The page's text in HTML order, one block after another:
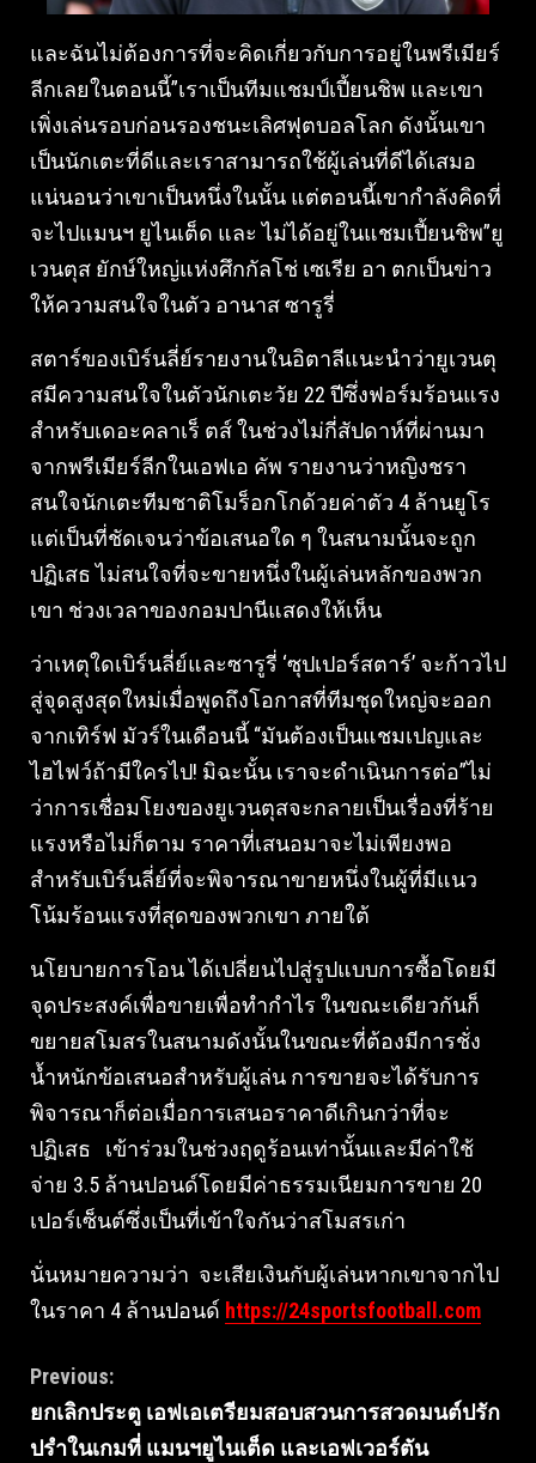
และฉันไม่ต้องการที่จะคิดเกี่ยวกับการอยู่ในพรีเมียร์
ลีกเลยในตอนนี้”เราเป็นทีมแชมป์เปี้ยนชิพ และเขา
เพิ่งเล่นรอบก่อนรองชนะเลิศฟุตบอลโลก ดังนั้นเขา
เป็นนักเตะที่ดีและเราสามารถใช้ผู้เล่นที่ดีได้เสมอ
แน่นอนว่าเขาเป็นหนึ่งในนั้น แต่ตอนนี้เขากำลังคิดที่
จะไปแมนฯ ยูไนเต็ด และ ไม่ได้อยู่ในแชมเปี้ยนชิพ”ยู
เวนตุส ยักษ์ใหญ่แห่งศึกกัลโช่ เซเรีย อา ตกเป็นข่าว
ให้ความสนใจในตัว อานาส ซารูรี่
สตาร์ของเบิร์นลี่ย์รายงานในอิตาลีแนะนำว่ายูเวนตุ
สมีความสนใจในตัวนักเตะวัย 22 ปีซึ่งฟอร์มร้อนแรง
สำหรับเดอะคลาเร็ ตส์ ในช่วงไม่กี่สัปดาห์ที่ผ่านมา
จากพรีเมียร์ลีกในเอฟเอ คัพ รายงานว่าหญิงชรา
สนใจนักเตะทีมชาติโมร็อกโกด้วยค่าตัว 4 ล้านยูโร
แต่เป็นที่ชัดเจนว่าข้อเสนอใด ๆ ในสนามนั้นจะถูก
ปฏิเสธ ไม่สนใจที่จะขายหนึ่งในผู้เล่นหลักของพวก
เขา ช่วงเวลาของกอมปานีแสดงให้เห็น
ว่าเหตุใดเบิร์นลี่ย์และซารูรี่ ‘ซุปเปอร์สตาร์’ จะก้าวไป
สู่จุดสูงสุดใหม่เมื่อพูดถึงโอกาสที่ทีมชุดใหญ่จะออก
จากเทิร์ฟ มัวร์ในเดือนนี้ “มันต้องเป็นแชมเปญและ
ไฮไฟว์ถ้ามีใครไป! มิฉะนั้น เราจะดำเนินการต่อ”ไม่
ว่าการเชื่อมโยงของยูเวนตุสจะกลายเป็นเรื่องที่ร้าย
แรงหรือไม่ก็ตาม ราคาที่เสนอมาจะไม่เพียงพอ
สำหรับเบิร์นลี่ย์ที่จะพิจารณาขายหนึ่งในผู้ที่มีแนว
โน้มร้อนแรงที่สุดของพวกเขา ภายใต้
นโยบายการโอน ได้เปลี่ยนไปสู่รูปแบบการซื้อโดยมี
จุดประสงค์เพื่อขายเพื่อทำกำไร ในขณะเดียวกันก็
ขยายสโมสรในสนามดังนั้นในขณะที่ต้องมีการชั่ง
น้ำหนักข้อเสนอสำหรับผู้เล่น การขายจะได้รับการ
พิจารณาก็ต่อเมื่อการเสนอราคาดีเกินกว่าที่จะ
ปฏิเสธ เข้าร่วมในช่วงฤดูร้อนเท่านั้นและมีค่าใช้
จ่าย 3.5 ล้านปอนด์โดยมีค่าธรรมเนียมการขาย 20
เปอร์เซ็นต์ซึ่งเป็นที่เข้าใจกันว่าสโมสรเก่า
นั่นหมายความว่า จะเสียเงินกับผู้เล่นหากเขาจากไป
ในราคา 4 ล้านปอนด์ https://24sportsfootball.com
Continue
Reading
Previous:
ยกเลิกประตู เอฟเอเตรียมสอบสวนการสวดมนต์ปรัก
ปรําในเกมที่ แมนฯยูไนเต็ด และเอฟเวอร์ตัน